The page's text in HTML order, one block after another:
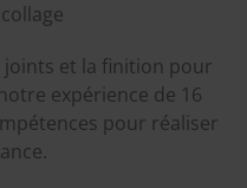
joints et la finition pour
expérience de 16
pour réaliser